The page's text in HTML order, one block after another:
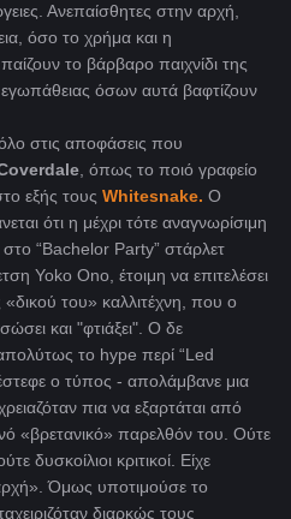
Ανεπαίσθητες στην αρχή,
όσο το χρήμα και η
το βάρβαρο παιχνίδι της
όσων αυτά βαφτίζουν
στις αποφάσεις που
, όπως το ποιό γραφείο
εξής τους Whitesnake. Ο
ότι η μέχρι τότε αναγνωρίσιμη
στο “Bachelor Party” στάρλετ
Yoko Ono, έτοιμη να επιτελέσει
του» καλλιτέχνη, που ο
και "φτιάξει". Ο δε
το hype περί “Led
ο τύπος - απολάμβανε μια
πια να εξαρτάται από
«βρετανικό» παρελθόν του. Ούτε
δυσκοίλιοι κριτικοί. Είχε
Όμως υποτιμούσε το
διαρκώς τους